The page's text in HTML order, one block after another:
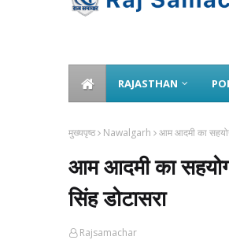
RAJASTHAN
मुख्यपृष्ठ Nawalgarh आम आदमी का सहयोग
आम आदमी का सहयोग
सिंह डोटासरा
Rajsamachar